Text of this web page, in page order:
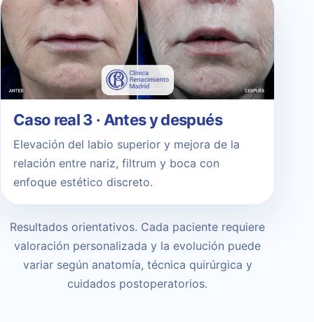
Caso real 3 · Antes y después
Elevación del labio superior y mejora de la
relación entre nariz, filtrum y boca con
enfoque estético discreto.
Resultados orientativos. Cada paciente requiere
valoración personalizada y la evolución puede
variar según anatomía, técnica quirúrgica y
cuidados postoperatorios.